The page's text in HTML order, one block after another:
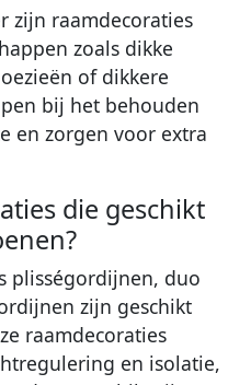
zijn raamdecoraties
zoals dikke
of dikkere
bij het behouden
en zorgen voor extra
die geschikt
plisségordijnen, duo
zijn geschikt
raamdecoraties
en isolatie,